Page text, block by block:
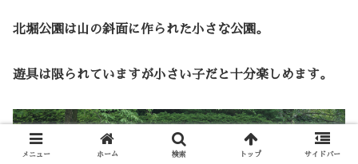
北堀公園は山の斜面に作られた小さな公園。
遊具は限られていますが小さい子だと十分楽しめます。
メニュー ホーム 検索 トップ サイドバー